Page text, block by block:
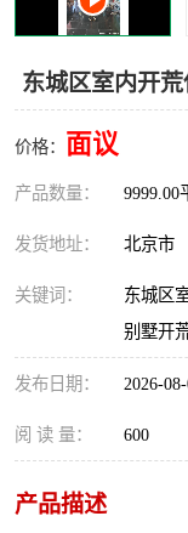
东城区室内开
价格： 面议
产品数量： 9999.00
发货地址： 北京市
关键词：
东城区
别墅开
发布日期： 2026-
阅 读 量： 600
产品描述